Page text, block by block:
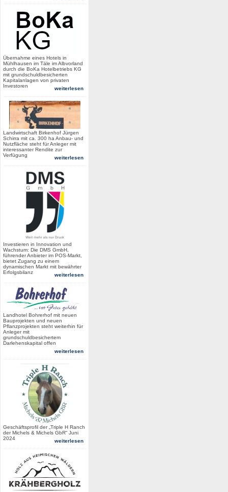
Übernahme eines Hotels in
Mühlhausen im Täle im Albvorland
durch die BoKa Hotelbetriebs KG
mit grundschuldbesicherten
Kapitalanlagen von privaten
Investoren
weiterlesen
Landwirtschaft Birkenhof Jürgen
Schirra mit ca. 300 ha Anbau- und
Nutzfläche steht für Anleger mit
interessanter Rendite zur
Verfügung
weiterlesen
Investieren in Innovation und
Wachstum: Die DMS GmbH,
führender Anbieter im POS-Markt,
bietet Zugang zu einem
dynamischen Markt mit bewährter
Erfolgsbilanz
weiterlesen
Landhotel Bohrerhof mit neuen
Bauprojekten und neuen
Pflanzprojekten steht weiterhin für
Anleger mit
grundschuldbesichertem
Darlehenskapital offen
weiterlesen
Geschäftsprofil der „Triple H Ranch
der Michels & Michels GbR“ Juni
2024
weiterlesen